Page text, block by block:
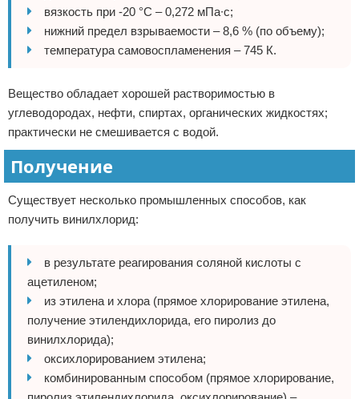
вязкость при -20 °С – 0,272 мПа∙с;
нижний предел взрываемости – 8,6 % (по объему);
температура самовоспламенения – 745 К.
Вещество обладает хорошей растворимостью в
углеводородах, нефти, спиртах, органических жидкостях;
практически не смешивается с водой.
Получение
Существует несколько промышленных способов, как
получить винилхлорид:
в результате реагирования соляной кислоты с
ацетиленом;
из этилена и хлора (прямое хлорирование этилена,
получение этилендихлорида, его пиролиз до
винилхлорида);
оксихлорированием этилена;
комбинированным способом (прямое хлорирование,